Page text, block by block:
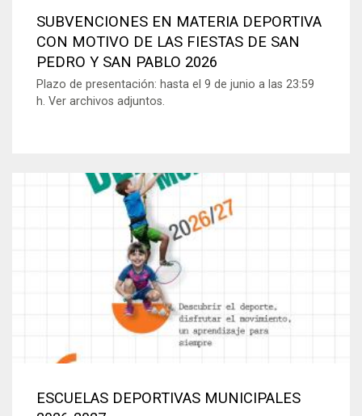
SUBVENCIONES EN MATERIA DEPORTIVA
CON MOTIVO DE LAS FIESTAS DE SAN
PEDRO Y SAN PABLO 2026
Plazo de presentación: hasta el 9 de junio a las 23:59
h. Ver archivos adjuntos.
ESCUELAS DEPORTIVAS MUNICIPALES